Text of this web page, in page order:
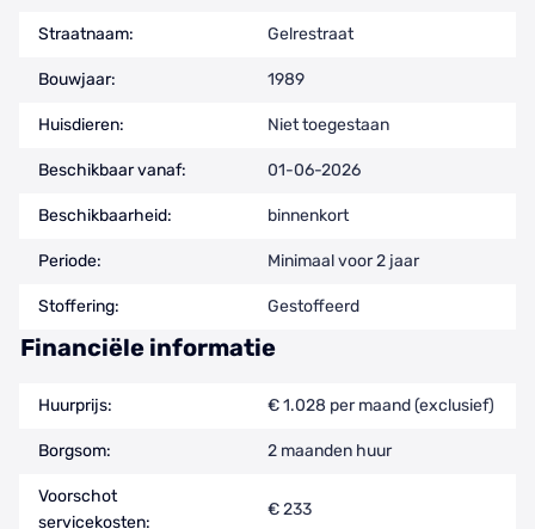
Straatnaam: Gelrestraat
Bouwjaar: 1989
Huisdieren: Niet toegestaan
Beschikbaar vanaf: 01-06-2026
Beschikbaarheid: binnenkort
Periode: Minimaal voor 2 jaar
Stoffering: Gestoffeerd
Financiële informatie
Huurprijs: € 1.028 per maand (exclusief)
Borgsom: 2 maanden huur
Voorschot
servicekosten:
€ 233